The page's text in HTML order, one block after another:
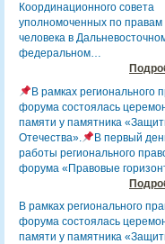
Координационного совета
уполномоченных по правам
человека в
федеральном…
В рамках регионального
форума состоялась
памяти у памятника
Отечества».
В первый
работы регионального
форума «Правовые
В рамках регионального
форума состоялась
памяти у памятника